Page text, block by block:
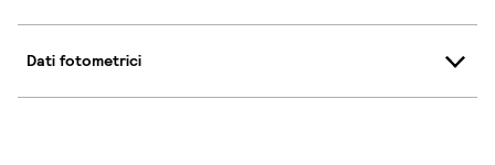
Dati fotometrici